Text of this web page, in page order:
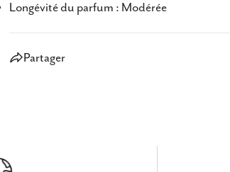
Longévité du parfum : Modérée
Partager